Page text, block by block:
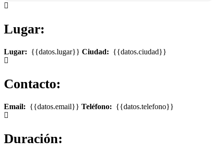
Lugar:
Lugar: {{datos.lugar}} Ciudad: {{datos.ciudad}}
Contacto:
Email: {{datos.email}} Teléfono: {{datos.telefono}}
Duración: